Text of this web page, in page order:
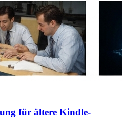
für ältere Kindle-